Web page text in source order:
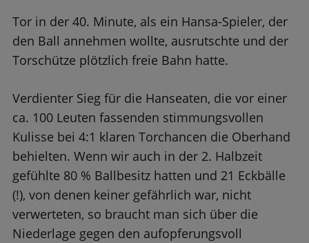
Tor in der 40. Minute, als ein Hansa-Spieler, der
den Ball annehmen wollte, ausrutschte und der
Torschütze plötzlich freie Bahn hatte.
Verdienter Sieg für die Hanseaten, die vor einer
ca. 100 Leuten fassenden stimmungsvollen
Kulisse bei 4:1 klaren Torchancen die Oberhand
behielten. Wenn wir auch in der 2. Halbzeit
gefühlte 80 % Ballbesitz hatten und 21 Eckbälle
(!), von denen keiner gefährlich war, nicht
verwerteten, so braucht man sich über die
Niederlage gegen den aufopferungsvoll